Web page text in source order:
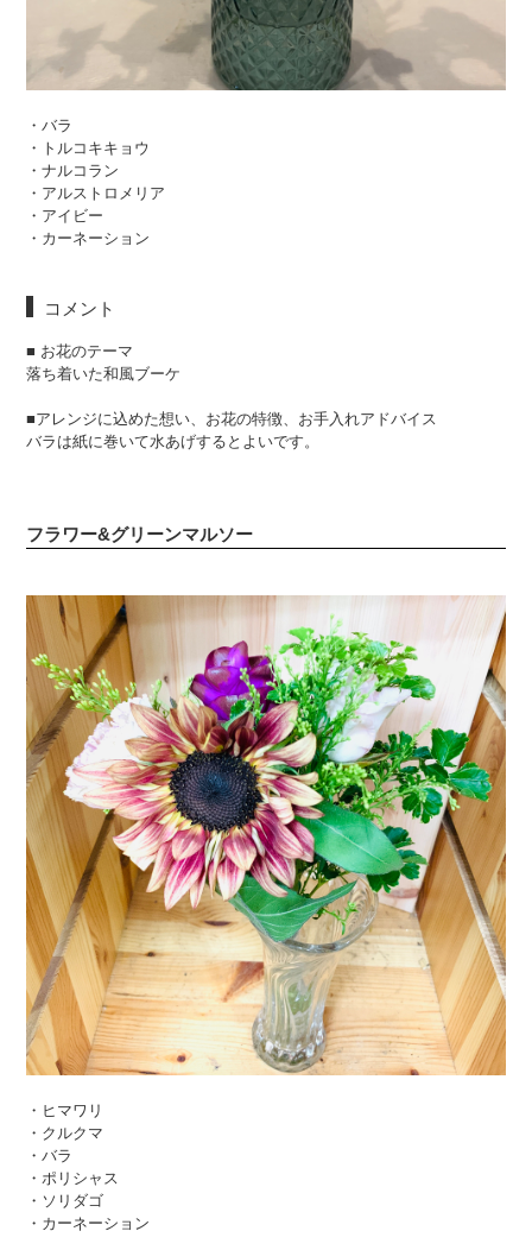
・バラ
・トルコキキョウ
・ナルコラン
・アルストロメリア
・アイビー
・カーネーション
コメント
■ お花のテーマ
落ち着いた和風ブーケ
■アレンジに込めた想い、お花の特徴、お手入れアドバイス
バラは紙に巻いて水あげするとよいです。
フラワー&グリーンマルソー
・ヒマワリ
・クルクマ
・バラ
・ポリシャス
・ソリダゴ
・カーネーション